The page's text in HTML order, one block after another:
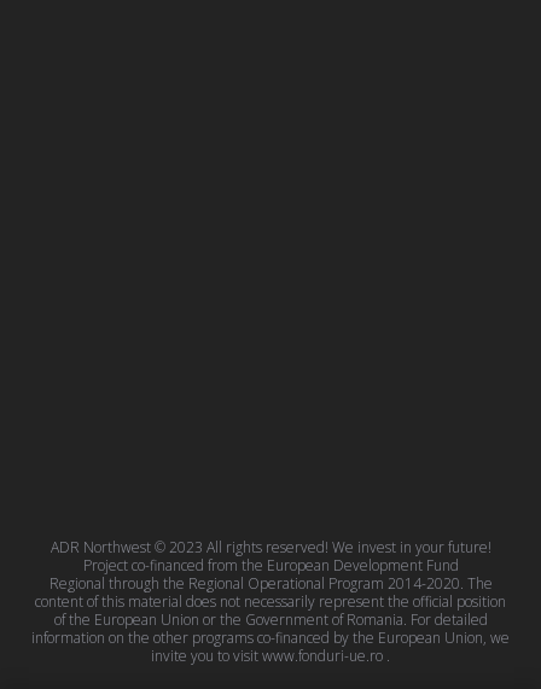
ADR Northwest © 2023 All rights reserved! We invest in your future!
Project co-financed from the European Development Fund
Regional through the Regional Operational Program 2014-2020. The
content of this material does not necessarily represent the official position
of the European Union or the Government of Romania. For detailed
information on the other programs co-financed by the European Union, we
invite you to visitwww.fonduri-ue.ro .